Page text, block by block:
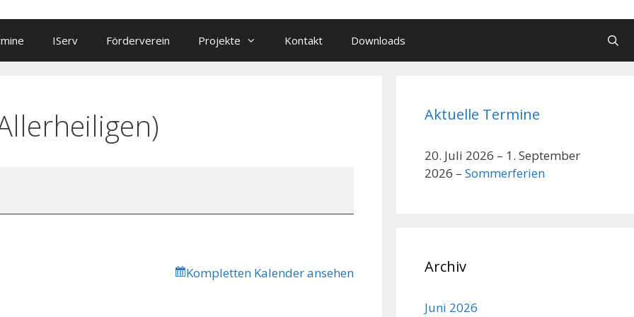
IServ Förderverein Projekte Kontakt Downloads
Kompletten Kalender ansehen
Aktuelle Termine
20. Juli 2026 – 1. September
2026 – Sommerferien
Archiv
Juni 2026